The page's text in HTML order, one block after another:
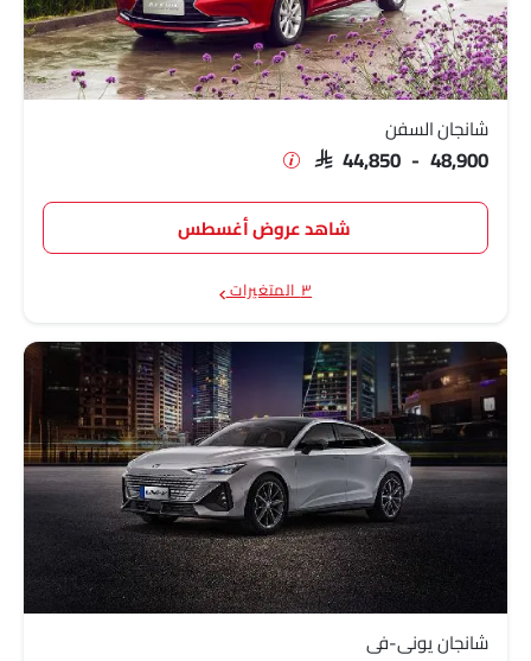
شانجان ايدو بلس
SAR 67,275 - 80,500
شانجان السفن
SAR 44,850 - 48,900
شاهد عروض أغسطس
٣ المتغيرات
شانجان يوني-في